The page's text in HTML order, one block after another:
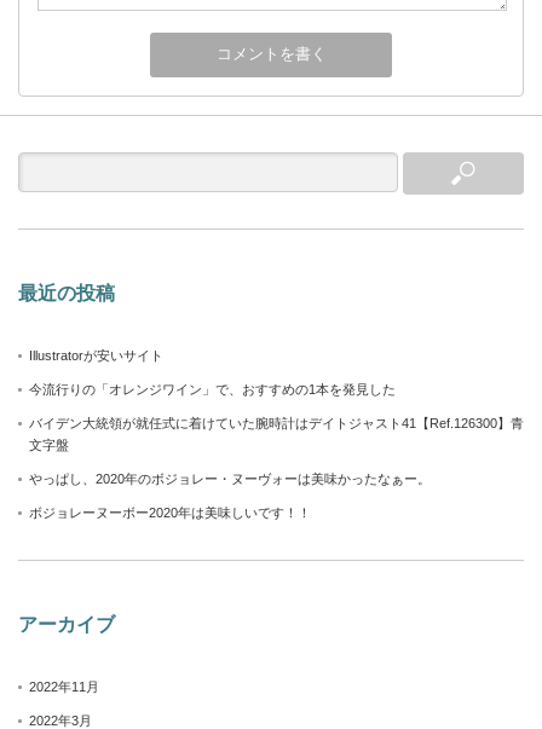
最近の投稿
Illustratorが安いサイト
今流行りの「オレンジワイン」で、おすすめの1本を発見した
バイデン大統領が就任式に着けていた腕時計はデイトジャスト41【Ref.126300】青
文字盤
やっぱし、2020年のボジョレー・ヌーヴォーは美味かったなぁー。
ボジョレーヌーボー2020年は美味しいです！！
アーカイブ
2022年11月
2022年3月